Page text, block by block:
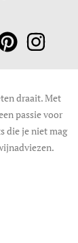
draait. Met
passie voor
die je niet mag